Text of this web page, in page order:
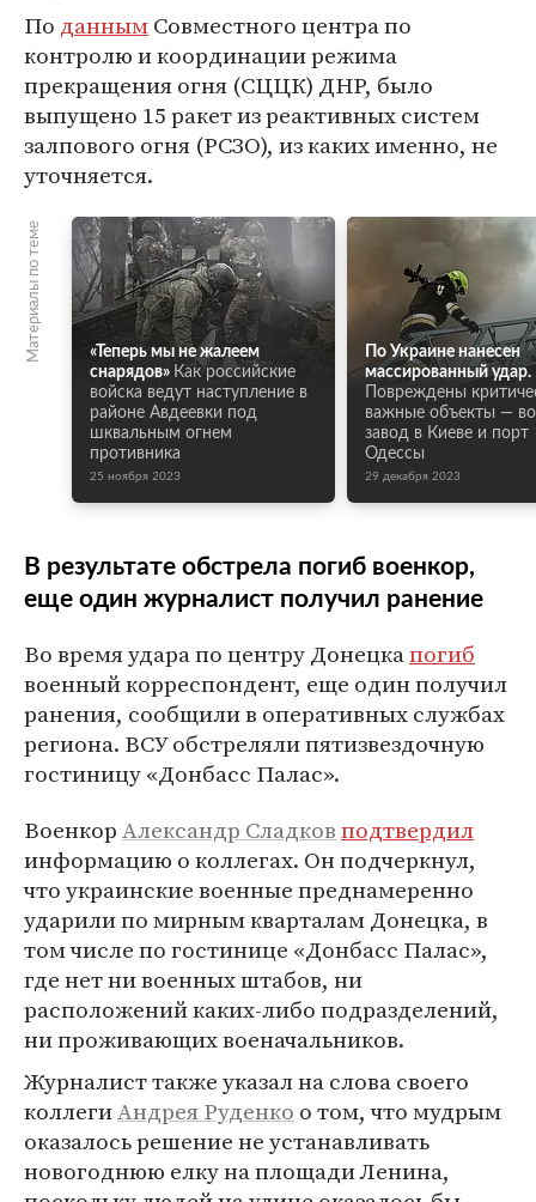
По даннымСовместного центра по
контролю и координации режима
прекращения огня (СЦЦК) ДНР, было
выпущено 15 ракет из реактивных систем
залпового огня (РСЗО), из каких именно, не
уточняется.
Материалы по теме
«Теперь мы не жалеем
снарядов» Как российские
войска ведут наступление в
районе Авдеевки под
шквальным огнем
противника
25 ноября 2023
По Украине нанесен
массированный удар.
Повреждены
важные объекты —
завод в Киеве и порт
Одессы
29 декабря 2023
В результате обстрела погиб военкор,
еще один журналист получил ранение
Во время удара по центру Донецкапогиб
военный корреспондент, еще один получил
ранения, сообщили в оперативных службах
региона. ВСУ обстреляли пятизвездочную
гостиницу «Донбасс Палас».
ВоенкорАлександр Сладковподтвердил
информацию о коллегах. Он подчеркнул,
что украинские военные преднамеренно
ударили по мирным кварталам Донецка, в
том числе по гостинице «Донбасс Палас»,
где нет ни военных штабов, ни
расположений каких-либо подразделений,
ни проживающих военачальников.
Журналист также указал на слова своего
коллегиАндрея Руденко о том, что мудрым
оказалось решение не устанавливать
новогоднюю елку на площади Ленина,